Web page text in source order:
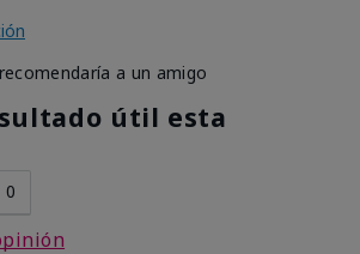
a un amigo
útil esta
0